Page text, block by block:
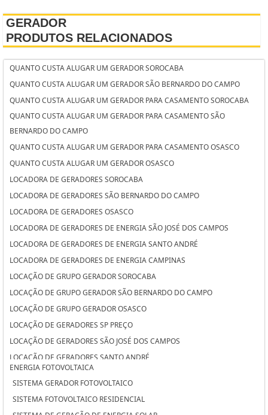
GERADOR
PRODUTOS RELACIONADOS
QUANTO CUSTA ALUGAR UM GERADOR SOROCABA
QUANTO CUSTA ALUGAR UM GERADOR SÃO BERNARDO DO CAMPO
QUANTO CUSTA ALUGAR UM GERADOR PARA CASAMENTO SOROCABA
QUANTO CUSTA ALUGAR UM GERADOR PARA CASAMENTO SÃO
BERNARDO DO CAMPO
QUANTO CUSTA ALUGAR UM GERADOR PARA CASAMENTO OSASCO
QUANTO CUSTA ALUGAR UM GERADOR OSASCO
LOCADORA DE GERADORES SOROCABA
LOCADORA DE GERADORES SÃO BERNARDO DO CAMPO
LOCADORA DE GERADORES OSASCO
LOCADORA DE GERADORES DE ENERGIA SÃO JOSÉ DOS CAMPOS
LOCADORA DE GERADORES DE ENERGIA SANTO ANDRÉ
LOCADORA DE GERADORES DE ENERGIA CAMPINAS
LOCAÇÃO DE GRUPO GERADOR SOROCABA
LOCAÇÃO DE GRUPO GERADOR SÃO BERNARDO DO CAMPO
LOCAÇÃO DE GRUPO GERADOR OSASCO
LOCAÇÃO DE GERADORES SP PREÇO
LOCAÇÃO DE GERADORES SÃO JOSÉ DOS CAMPOS
LOCAÇÃO DE GERADORES SANTO ANDRÉ
LOCAÇÃO DE GERADORES PARA CASAMENTO SÃO JOSÉ DOS CAMPOS
ENERGIA FOTOVOLTAICA
SISTEMA GERADOR FOTOVOLTAICO
SISTEMA FOTOVOLTAICO RESIDENCIAL